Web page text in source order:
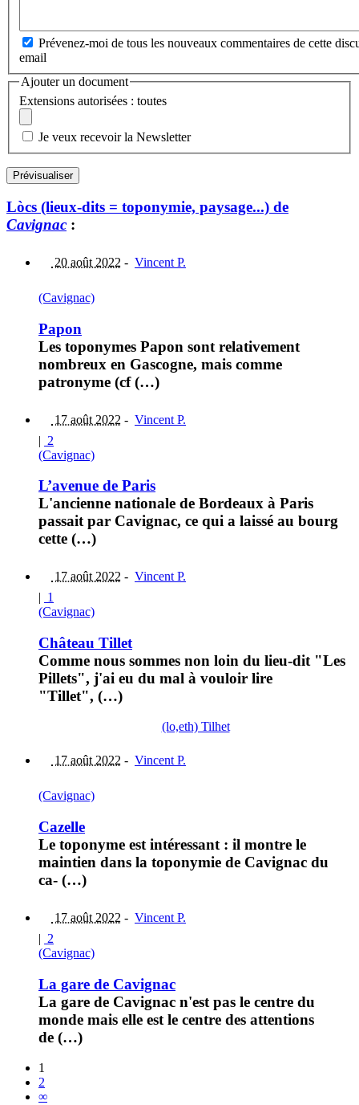
Prévenez-moi de tous les nouveaux commentaires de cette
email
Ajouter un document
Extensions autorisées : toutes
Je veux recevoir la Newsletter
Lòcs (lieux-dits = toponymie, paysage...) de
Cavignac :
20 août 2022 - Vincent P.
(Cavignac)
Papon
Les toponymes Papon sont relativement
nombreux en Gascogne, mais comme
patronyme (cf (…)
17 août 2022 - Vincent P.
| 2
(Cavignac)
L’avenue de Paris
L'ancienne nationale de Bordeaux à Paris
passait par Cavignac, ce qui a laissé au bourg
cette (…)
17 août 2022 - Vincent P.
| 1
(Cavignac)
Château Tillet
Comme nous sommes non loin du lieu-dit "Les
Pillets", j'ai eu du mal à vouloir lire
"Tillet", (…)
(lo,eth) Tilhet
17 août 2022 - Vincent P.
(Cavignac)
Cazelle
Le toponyme est intéressant : il montre le
maintien dans la toponymie de Cavignac du
ca- (…)
17 août 2022 - Vincent P.
| 2
(Cavignac)
La gare de Cavignac
La gare de Cavignac n'est pas le centre du
monde mais elle est le centre des attentions
de (…)
1
2
∞